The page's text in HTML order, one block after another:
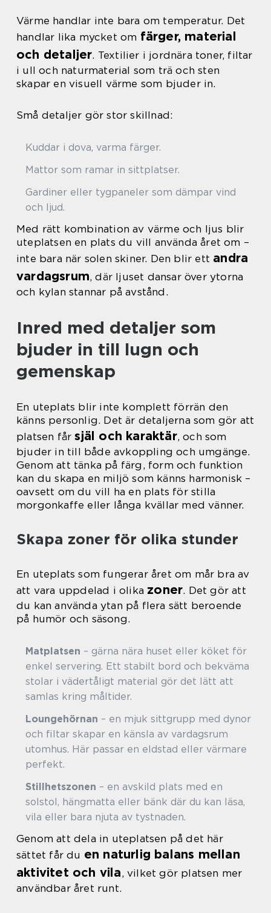
Värme handlar inte bara om temperatur. Det
handlar lika mycket om färger, material
och detaljer. Textilier i jordnära toner, filtar
i ull och naturmaterial som trä och sten
skapar en visuell värme som bjuder in.
Små detaljer gör stor skillnad:
Kuddar i dova, varma färger.
Mattor som ramar in sittplatser.
Gardiner eller tygpaneler som dämpar vind
och ljud.
Med rätt kombination av värme och ljus blir
uteplatsen en plats du vill använda året om –
inte bara när solen skiner. Den blir ett andra
vardagsrum, där ljuset dansar över ytorna
och kylan stannar på avstånd.
Inred med detaljer som
bjuder in till lugn och
gemenskap
En uteplats blir inte komplett förrän den
känns personlig. Det är detaljerna som gör att
platsen fårsjäl och karaktär, och som
bjuder in till både avkoppling och umgänge.
Genom att tänka på färg, form och funktion
kan du skapa en miljö som känns harmonisk –
oavsett om du vill ha en plats för stilla
morgonkaffe eller långa kvällar med vänner.
Skapa zoner för olika stunder
En uteplats som fungerar året om mår bra av
att vara uppdelad i olika zoner. Det gör att
du kan använda ytan på flera sätt beroende
på humör och säsong.
Matplatsen – gärna nära huset eller köket för
enkel servering. Ett stabilt bord och bekväma
stolar i vädertåligt material gör det lätt att
samlas kring måltider.
Loungehörnan – en mjuk sittgrupp med dynor
och filtar skapar en känsla av vardagsrum
utomhus. Här passar en eldstad eller värmare
perfekt.
Stillhetszonen – en avskild plats med en
solstol, hängmatta eller bänk där du kan läsa,
vila eller bara njuta av tystnaden.
Genom att dela in uteplatsen på det här
sättet får du en naturlig balans mellan
aktivitet och vila, vilket gör platsen mer
användbar året runt.